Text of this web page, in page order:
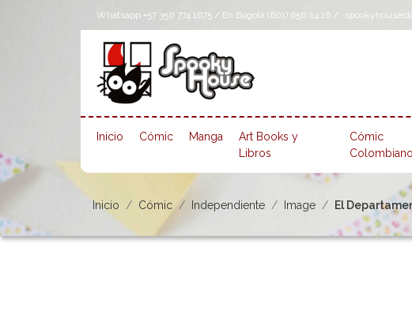
Whatsapp +57 350 774 1675 / En Bogotá (601) 656 24 16 /
Inicio Cómic Manga
Art Books y
Libros
Cómic
Colombiano
Inicio Cómic Independiente Image El